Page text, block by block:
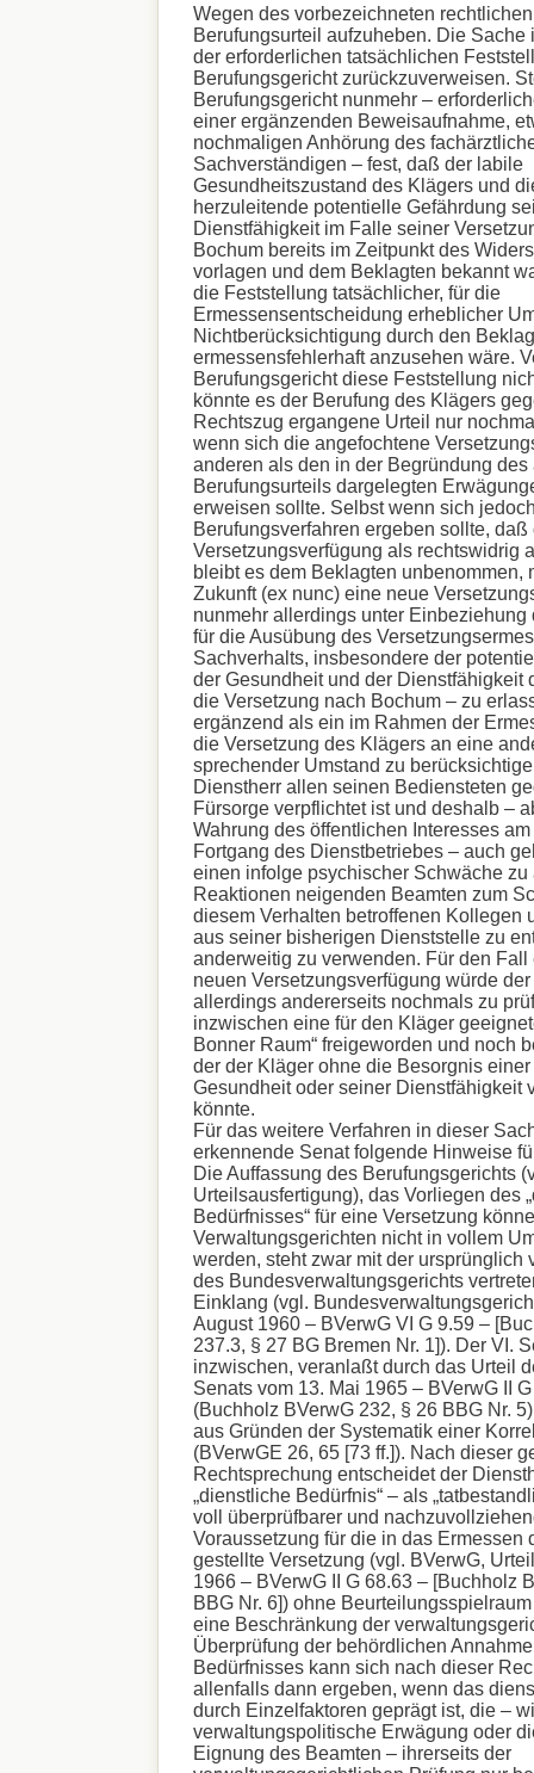
Wegen des vorbezeichneten
Berufungsurteil aufzuheben. Die Sache
der erforderlichen tatsächlichen
Berufungsgericht zurückzuverweisen.
Berufungsgericht nunmehr –
einer ergänzenden Beweisaufnahme,
nochmaligen Anhörung des
Sachverständigen – fest, daß der labile
Gesundheitszustand des Klägers und
herzuleitende potentielle Gefährdung
Dienstfähigkeit im Falle seiner
Bochum bereits im Zeitpunkt des
vorlagen und dem Beklagten bekannt
die Feststellung tatsächlicher, für die
Ermessensentscheidung erheblicher
Nichtberücksichtigung durch den
ermessensfehlerhaft anzusehen wäre.
Berufungsgericht diese Feststellung
könnte es der Berufung des Klägers
Rechtszug ergangene Urteil nur
wenn sich die angefochtene
anderen als den in der Begründung des
Berufungsurteils dargelegten
erweisen sollte. Selbst wenn sich
Berufungsverfahren ergeben sollte,
Versetzungsverfügung als rechtswidrig
bleibt es dem Beklagten unbenommen,
Zukunft (ex nunc) eine neue
nunmehr allerdings unter Einbeziehung
für die Ausübung des
Sachverhalts, insbesondere der
der Gesundheit und der Dienstfähigkeit
die Versetzung nach Bochum – zu
ergänzend als ein im Rahmen der
die Versetzung des Klägers an eine
sprechender Umstand zu
Dienstherr allen seinen Bediensteten
Fürsorge verpflichtet ist und deshalb –
Wahrung des öffentlichen Interesses
Fortgang des Dienstbetriebes – auch
einen infolge psychischer Schwäche zu
Reaktionen neigenden Beamten zum
diesem Verhalten betroffenen Kollegen
aus seiner bisherigen Dienststelle zu
anderweitig zu verwenden. Für den Fall
neuen Versetzungsverfügung würde
allerdings andererseits nochmals zu
inzwischen eine für den Kläger
Bonner Raum“ freigeworden und noch
der der Kläger ohne die Besorgnis
Gesundheit oder seiner Dienstfähigkeit
könnte.
Für das weitere Verfahren in dieser
erkennende Senat folgende Hinweise
Die Auffassung des Berufungsgerichts
Urteilsausfertigung), das Vorliegen des
Bedürfnisses“ für eine Versetzung
Verwaltungsgerichten nicht in vollem
werden, steht zwar mit der ursprünglich
des Bundesverwaltungsgerichts
Einklang (vgl.
August 1960 – BVerwG VI G 9.59 –
237.3, § 27 BG Bremen Nr. 1]). Der VI.
inzwischen, veranlaßt durch das Urteil
Senats vom 13. Mai 1965 – BVerwG II
(Buchholz BVerwG 232, § 26 BBG Nr.
aus Gründen der Systematik einer
(BVerwGE 26, 65 [73 ff.]). Nach dieser
Rechtsprechung entscheidet der
„dienstliche Bedürfnis“ – als
voll überprüfbarer und
Voraussetzung für die in das Ermessen
gestellte Versetzung (vgl. BVerwG,
1966 – BVerwG II G 68.63 – [Buchholz
BBG Nr. 6]) ohne
eine Beschränkung der
Überprüfung der behördlichen
Bedürfnisses kann sich nach dieser
allenfalls dann ergeben, wenn das
durch Einzelfaktoren geprägt ist, die –
verwaltungspolitische Erwägung oder
Eignung des Beamten – ihrerseits der